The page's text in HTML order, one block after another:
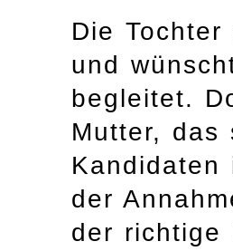
Die
und
begleitet.
Mutter, das
der
der richtige